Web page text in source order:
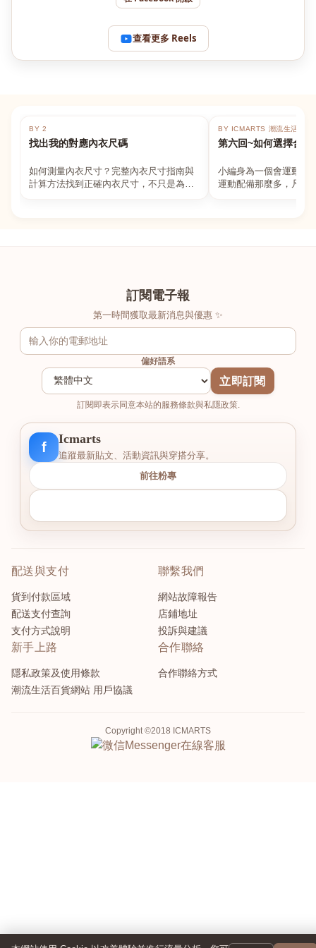
查看更多 Reels
BY 2
找出我的對應內衣尺碼
如何測量內衣尺寸？完整內衣尺寸指南與
計算方法找到正確內衣尺寸，不只是為了
BY ICMARTS 潮流生活百貨
第六回~如何選擇合適
小編身為一個會運動的
運動配備那麼多，凡舉
訂閱電子報
第一時間獲取最新消息與優惠 ✨
偏好語系
立即訂閱
訂閱即表示同意本站的服務條款與私隱政策.
f
Icmarts
追蹤最新貼文、活動資訊與穿搭分享。
前往粉專
配送與支付
貨到付款區域
配送支付查詢
支付方式說明
聯繫我們
網站故障報告
店鋪地址
投訴與建議
新手上路
隱私政策及使用條款
潮流生活百貨網站 用戶協議
合作聯絡
合作聯絡方式
Copyright ©2018 ICMARTS
Messenger在線客服